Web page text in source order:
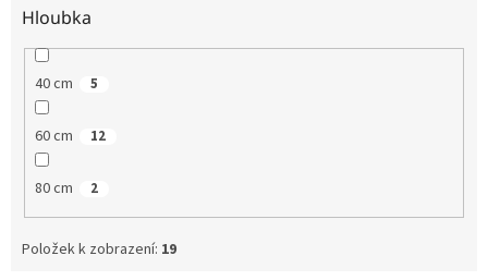
Hloubka
40 cm 5
60 cm 12
80 cm 2
Položek k zobrazení: 19